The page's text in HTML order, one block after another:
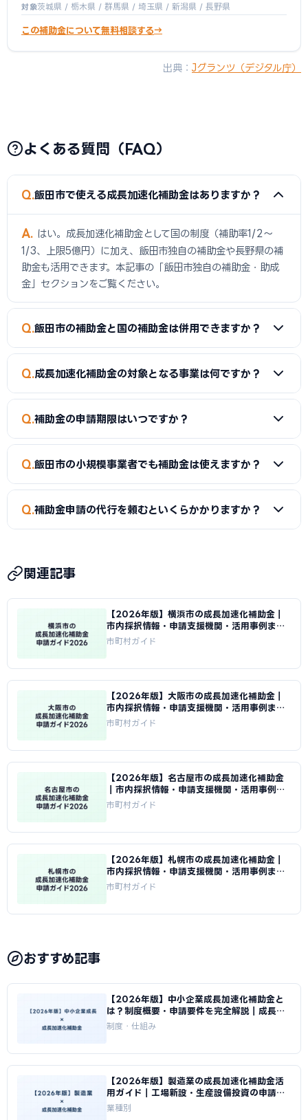
対象茨城県 / 栃木県 / 群馬県 / 埼玉県 / 新潟県 / 長野県
この補助金について無料相談する
出典： Jグランツ（デジタル庁）
よくある質問（FAQ）
Q 飯田市で使える成長加速化補助金はありますか？
A
はい。成長加速化補助金として国の制度（補助率1/2〜
1/3、上限5億円）に加え、飯田市独自の補助金や長野県の補
助金も活用できます。本記事の「飯田市独自の補助金・助成
金」セクションをご覧ください。
Q 飯田市の補助金と国の補助金は併用できますか？
A
同一経費への重複申請はできませんが、経費項目を分ける
確認ください。
Q 成長加速化補助金の対象となる事業は何ですか？
A
新市場進出（新たな市場への展開）、新製品開発、事業
が対象です。事業再構築補助金の後継制度として、中小企業の
新たな挑戦を幅広く支援しています。
Q 補助金の申請期限はいつですか？
A
補助金によって異なります。市独自の補助金は予算がなく
ます。
Q 飯田市の小規模事業者でも補助金は使えますか？
A
はい。小規模事業者持続化補助金（上限50〜250万円）
Q 補助金申請の代行を頼むといくらかかりますか？
す。当サイトでは飯田市に対応した専門家を無料でご紹介して
います。
関連記事
【2026年版】横浜市の成長加速化補助金｜
市内採択情報・申請支援機関・活用事例まと
め｜成長加速化補助金ナビ
市町村ガイド
【2026年版】大阪市の成長加速化補助金｜
市内採択情報・申請支援機関・活用事例まと
め｜成長加速化補助金ナビ
市町村ガイド
【2026年版】名古屋市の成長加速化補助金
｜市内採択情報・申請支援機関・活用事例ま
とめ｜成長加速化補助金ナビ
市町村ガイド
【2026年版】札幌市の成長加速化補助金｜
市内採択情報・申請支援機関・活用事例まと
め｜成長加速化補助金ナビ
市町村ガイド
おすすめ記事
【2026年版】中小企業成長加速化補助金と
は？制度概要・申請要件を完全解説｜成長加
速化補助金ナビ
制度・仕組み
【2026年版】製造業の成長加速化補助金活
用ガイド｜工場新設・生産設備投資の申請戦
略｜成長加速化補助金ナビ
業種別